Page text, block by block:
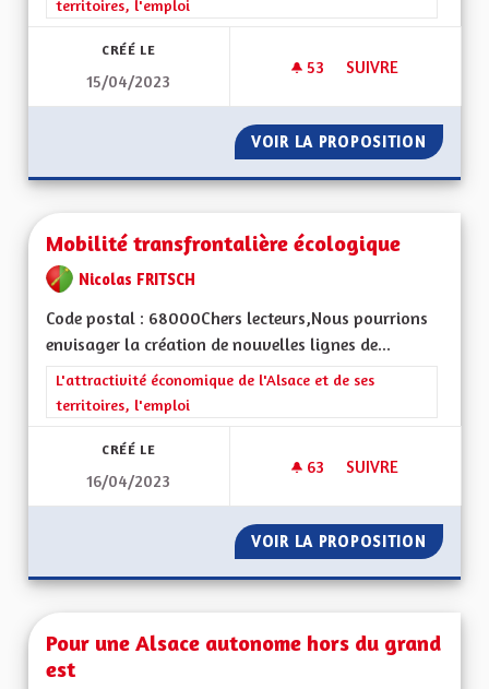
territoires, l'emploi
CRÉÉ LE
15/04/2023
53 53 ABONNÉS
SUIVRE
VOIR LA PROPOSITION
Mobilité transfrontalière écologique
Nicolas FRITSCH
Code postal : 68000Chers lecteurs,Nous pourrions
envisager la création de nouvelles lignes de...
Filtrer les résultats de la catégorie : L'attractivité
L'attractivité économique de l'Alsace et de ses
territoires, l'emploi
CRÉÉ LE
16/04/2023
63 63 ABONNÉS
SUIVRE
VOIR LA PROPOSITION
Pour une Alsace autonome hors du grand
est